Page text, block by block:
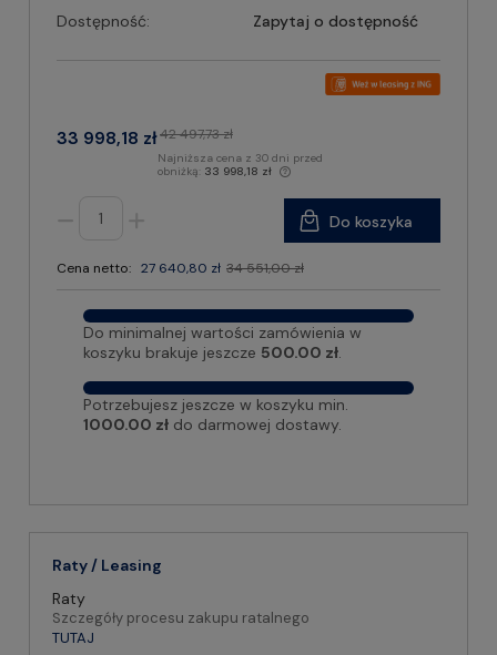
Dostępność:
Zapytaj o dostępność
33 998,18 zł42 497,73 zł
Najniższa cena z 30 dni przed
obniżką: 33 998,18 zł
Cena netto: 27 640,80 zł 34 551,00 zł
Do koszyka
Do minimalnej wartości zamówienia w
koszyku brakuje jeszcze 500.00 zł.
Potrzebujesz jeszcze w koszyku min.
1000.00 zł do darmowej dostawy.
Raty / Leasing
Raty
Szczegóły procesu zakupu ratalnego
TUTAJ